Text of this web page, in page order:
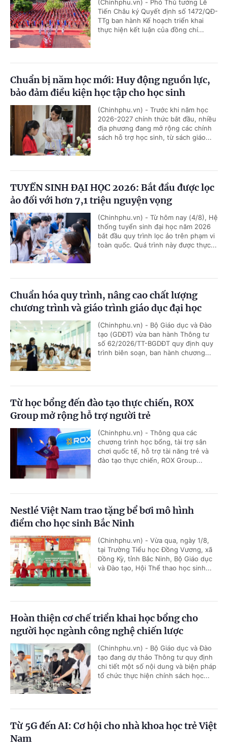
(Chinhphu.vn) - Phó Thủ tướng Lê
Tiến Châu ký Quyết định số 1472/QĐ-
TTg ban hành Kế hoạch triển khai
thực hiện kết luận của đồng chí...
Chuẩn bị năm học mới: Huy động nguồn lực,
bảo đảm điều kiện học tập cho học sinh
(Chinhphu.vn) - Trước khi năm học
2026-2027 chính thức bắt đầu, nhiều
địa phương đang mở rộng các chính
sách hỗ trợ học sinh, từ sách giáo...
TUYỂN SINH ĐẠI HỌC 2026: Bắt đầu được lọc
ảo đối với hơn 7,1 triệu nguyện vọng
(Chinhphu.vn) - Từ hôm nay (4/8), Hệ
thống tuyển sinh đại học năm 2026
bắt đầu quy trình lọc ảo trên phạm vi
toàn quốc. Quá trình này được thực...
Chuẩn hóa quy trình, nâng cao chất lượng
chương trình và giáo trình giáo dục đại học
(Chinhphu.vn) - Bộ Giáo dục và Đào
tạo (GDĐT) vừa ban hành Thông tư
số 62/2026/TT-BGDĐT quy định quy
trình biên soạn, ban hành chương...
Từ học bổng đến đào tạo thực chiến, ROX
Group mở rộng hỗ trợ người trẻ
(Chinhphu.vn) - Thông qua các
chương trình học bổng, tài trợ sân
chơi quốc tế, hỗ trợ tài năng trẻ và
đào tạo thực chiến, ROX Group...
Nestlé Việt Nam trao tặng bể bơi mô hình
điểm cho học sinh Bắc Ninh
(Chinhphu.vn) - Vừa qua, ngày 1/8,
tại Trường Tiểu học Đồng Vương, xã
Đồng Kỳ, tỉnh Bắc Ninh, Bộ Giáo dục
và Đào tạo, Hội Thể thao học sinh...
Hoàn thiện cơ chế triển khai học bổng cho
người học ngành công nghệ chiến lược
(Chinhphu.vn) - Bộ Giáo dục và Đào
tạo đang dự thảo Thông tư quy định
chi tiết một số nội dung và biện pháp
tổ chức thực hiện chính sách học...
Từ 5G đến AI: Cơ hội cho nhà khoa học trẻ Việt
Nam